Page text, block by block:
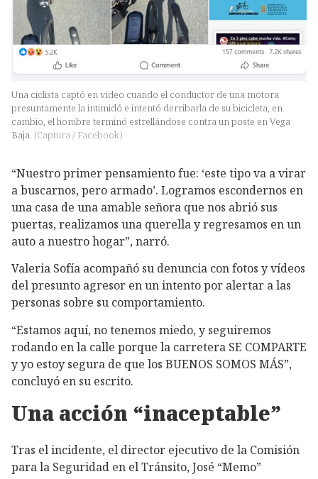
Una ciclista captó en vídeo cuando el conductor de una motora
presuntamente la intimidó e intentó derribarla de su bicicleta, en
cambio, el hombre terminó estrellándose contra un poste en Vega
Baja. (Captura / Facebook)
“Nuestro primer pensamiento fue: ‘este tipo va a virar
a buscarnos, pero armado’. Logramos escondernos en
una casa de una amable señora que nos abrió sus
puertas, realizamos una querella y regresamos en un
auto a nuestro hogar”, narró.
Valeria Sofía acompañó su denuncia con fotos y vídeos
del presunto agresor en un intento por alertar a las
personas sobre su comportamiento.
“Estamos aquí, no tenemos miedo, y seguiremos
rodando en la calle porque la carretera SE COMPARTE
y yo estoy segura de que los BUENOS SOMOS MÁS”,
concluyó en su escrito.
Una acción “inaceptable”
Tras el incidente, el director ejecutivo de la Comisión
para la Seguridad en el Tránsito, José “Memo”